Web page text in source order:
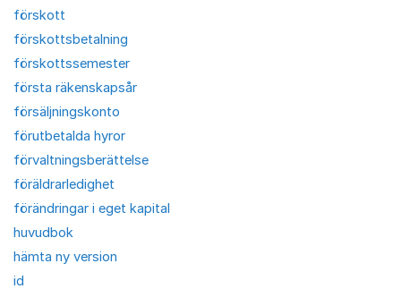
förskott
förskottsbetalning
förskottssemester
första räkenskapsår
försäljningskonto
förutbetalda hyror
förvaltningsberättelse
föräldrarledighet
förändringar i eget kapital
huvudbok
hämta ny version
id